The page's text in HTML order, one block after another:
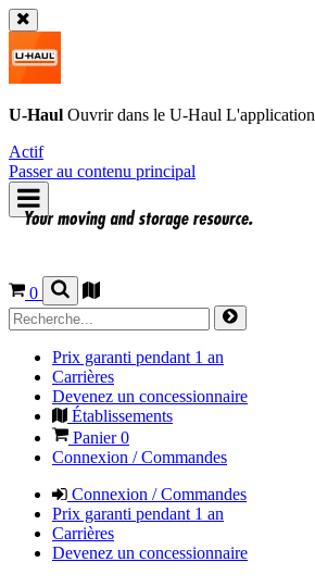
U-Haul Ouvrir dans le U-Haul L'application
Actif
Passer au contenu principal
0
Prix garanti pendant 1 an
Carrières
Devenez un concessionnaire
Établissements
Panier0
Connexion / Commandes
Connexion / Commandes
Prix garanti pendant 1 an
Carrières
Devenez un concessionnaire